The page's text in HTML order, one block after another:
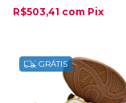
R$503,41 com Pix
GRÁTIS